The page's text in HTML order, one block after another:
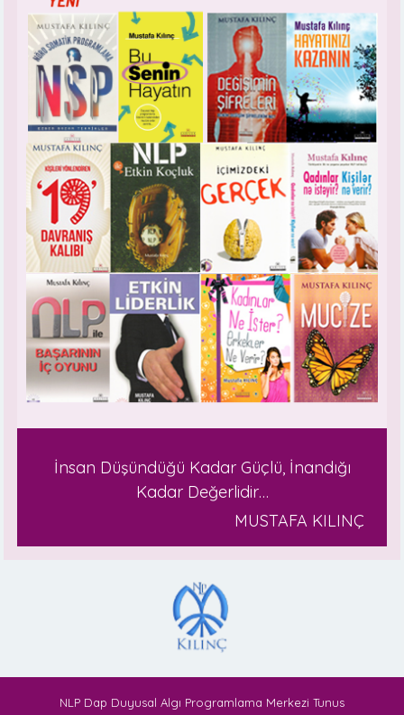
İnsan Düşündüğü Kadar Güçlü, İnandığı
Kadar Değerlidir…
MUSTAFA KILINÇ
NLP Dap Duyusal Algı Programlama Merkezi Tunus